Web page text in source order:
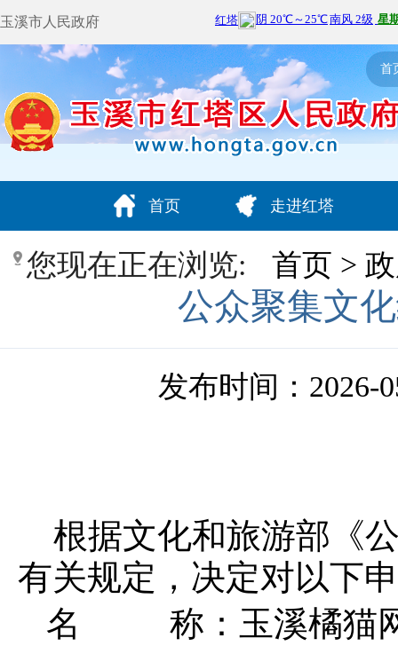
玉溪市人民政府
首
首页 走进红塔
您现在正在浏览: 首页 >
公众聚集文
发布时间：2026-
根据文化和旅游部《
有关规定，决定对以下
名
称： 玉溪橘猫